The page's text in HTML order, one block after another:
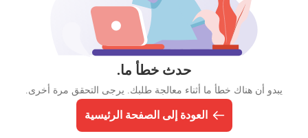
حدث خطأ ما.
يبدو أن هناك خطأ ما أثناء معالجة طلبك. يرجى التحقق مرة أخرى.
العودة إلى الصفحة الرئيسية